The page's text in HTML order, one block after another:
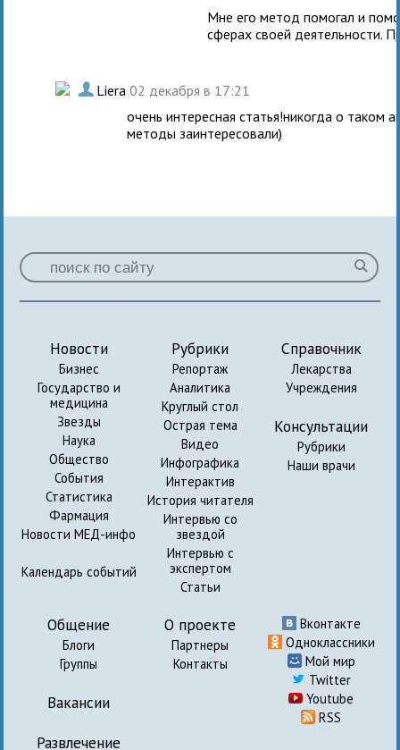
Мне его метод помогал и
сферах своей деятельности.
. Liera02 декабря в 17:21
очень интересная статья!никогда о таком
методы заинтересовали)
Новости
Бизнес
Государство и
медицина
Звезды
Наука
Общество
События
Статистика
Фармация
Новости МЕД-инфо
Календарь событий
Рубрики
Репортаж
Аналитика
Круглый стол
Острая тема
Видео
Инфографика
Интерактив
История читателя
Интервью со
звездой
Интервью с
экспертом
Статьи
Справочник
Лекарства
Учреждения
Консультации
Рубрики
Наши врачи
Общение
Блоги
Группы
Вакансии
Развлечение
О проекте
Партнеры
Контакты
Вконтакте
Одноклассники
Мой мир
Twitter
Youtube
RSS